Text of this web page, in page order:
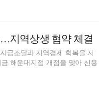
지역상생 협약 체결
금조달과 지역경제 회복을 지
해운대지점 개점을 맞아 신용